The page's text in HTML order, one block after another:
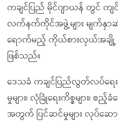
ကချင်ပြည် မိုင်ဂျာယန် တွင် ကျ
လက်နက်ကိုင်အဖွဲ့များ မျက်နှ
ရောက်မည့် ကိုယ်စားလှယ်အချို့
ဖြစ်သည်။
ဒေသခံ ကချင်ပြည်လွတ်လပ်ရေ
မှုများ၊ လုံခြုံရေးကိစ္စများ၊ ဧည့်ခံ
အတွက် ပြင်ဆင်မှုများ လုပ်ဆ